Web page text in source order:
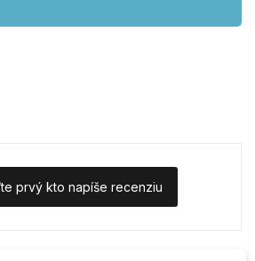
prvý kto napíše recenziu